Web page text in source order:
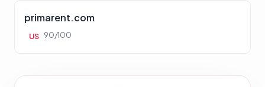
primarent.com
US 90/100